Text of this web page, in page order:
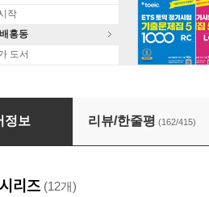
작
홍동
도서
어 독학 첫걸음
정보 리뷰/한줄평 (162/415)
리즈 (12개)